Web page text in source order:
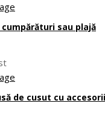
cumpărături sau plajă
de cusut cu accesorii